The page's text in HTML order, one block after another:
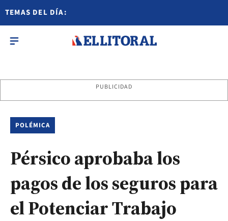
TEMAS DEL DÍA:
PUBLICIDAD
POLÉMICA
Pérsico aprobaba los
pagos de los seguros para
el Potenciar Trabajo